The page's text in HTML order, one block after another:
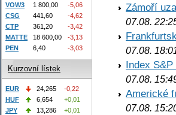
Zámoří
07.08.
07.08.
Index
07.08.
Americké
07.08.
VOW3 1 800,00
-5,06
CSG
441,60
-4,62
CTP
361,20
-3,42
MATTE
18 600,00
-3,13
PEN
6,40 -3,03
Kurzovní lístek
EUR 24,265
-0,22
HUF
6,654
+0,01
JPY
13,286
+0,01